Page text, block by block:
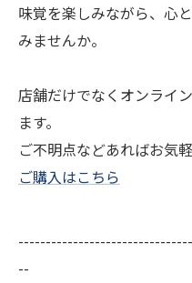
味覚を楽しみながら、心
みませんか。
店舗だけでなくオンライ
ます。
ご不明点などあればお気
ご購入はこちら
--